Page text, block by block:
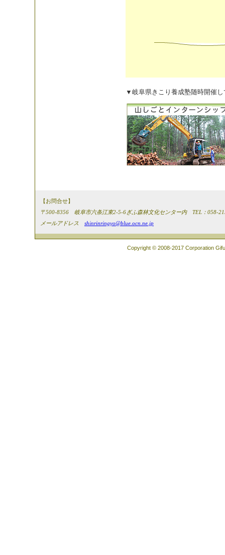
▼岐阜県きこり養成塾随時開催
【お問合せ】
〒500-8356 岐阜市六条江東2-5-6ぎふ森林文化センター内 TEL：058-
メールアドレス shinrinringyo@blue.ocn.ne.jp
Copyright © 2008-2017 Corporation